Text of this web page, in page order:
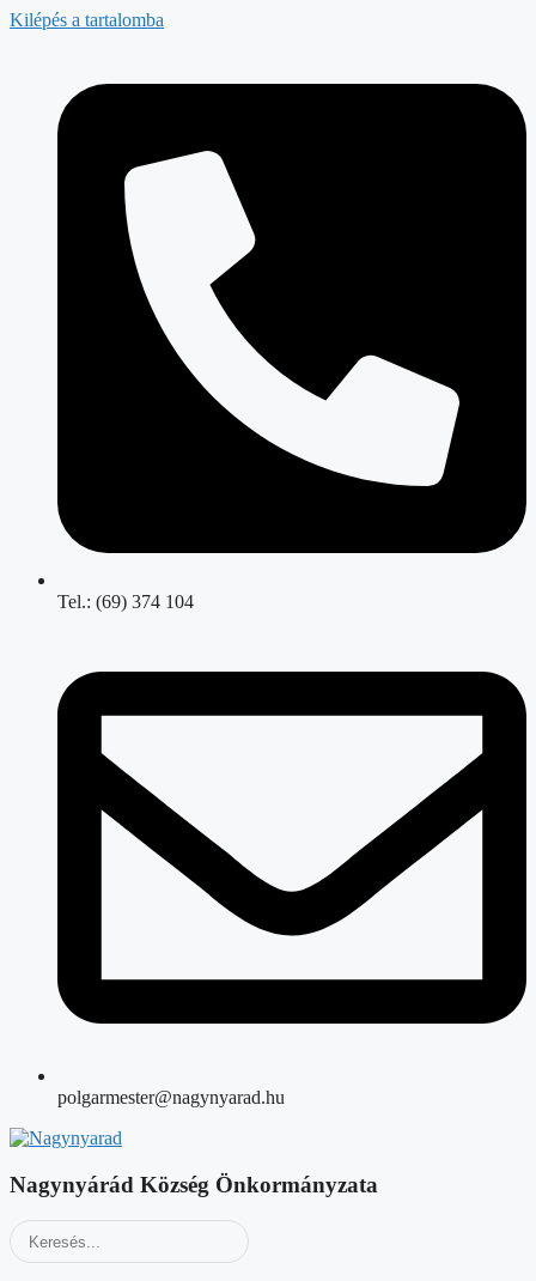
Kilépés a tartalomba
Tel.: (69) 374 104
polgarmester@nagynyarad.hu
Nagynyárád Község Önkormányzata